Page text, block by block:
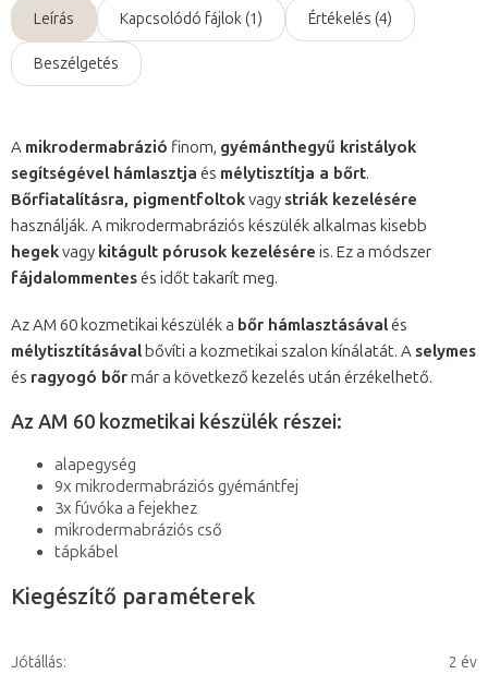
Leírás Kapcsolódó fájlok (1) Értékelés (4)
Beszélgetés
A mikrodermabrázió finom, gyémánthegyű kristályok
segítségével hámlasztja és mélytisztítja a bőrt.
Bőrfiatalításra, pigmentfoltokvagy striák kezelésére
használják. A mikrodermabráziós készülék alkalmas kisebb
hegekvagy kitágult pórusok kezelésére is. Ez a módszer
fájdalommentesés időt takarít meg.
Az AM 60 kozmetikai készülék a bőr hámlasztásávalés
mélytisztításával bővíti a kozmetikai szalon kínálatát. A selymes
és ragyogó bőrmár a következő kezelés után érzékelhető.
Az AM 60 kozmetikai készülék részei:
alapegység
9x mikrodermabráziós gyémántfej
3x fúvóka a fejekhez
mikrodermabráziós cső
tápkábel
Kiegészítő paraméterek
Jótállás: 2 év